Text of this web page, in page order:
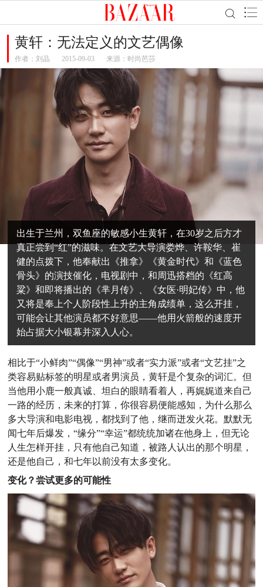
黄轩：无法定义的文艺偶像
作者： 刘晶 2015-09-03 来源：时尚芭莎
出生于兰州，双鱼座的敏感小生黄轩，在30岁之后方才
真正尝到“红”的滋味。在文艺大导演娄烨、许鞍华、崔
健的点拨下，他奉献出《推拿》《黄金时代》和《蓝色
骨头》的演技催化，电视剧中，和周迅搭档的《红高
粱》和即将播出的《芈月传》、《女医·明妃传》中，他
又将是奉上个人阶段性上升的主角成绩单，这么开挂，
可能会让其他演员都不好意思——他用火箭般的速度开
始占据大小银幕并深入人心。
相比于“小鲜肉”“偶像”“男神”或者“实力派”或者“文艺挂”之
类容易贴标签的明星或者男演员，黄轩是个复杂的词汇。但
当他用小鹿一般真诚、坦白的眼睛看着人，再娓娓道来自己
一路的经历，未来的打算，你很容易便能感知，为什么那么
多大导演和电影电视，都找到了他，继而迸发火花。默默无
闻七年后爆发，“缘分”“幸运”都统统加诸在他身上，但无论
人生怎样开挂，只有他自己知道，被路人认出的那个明星，
还是他自己，和七年以前没有太多变化。
变化？尝试更多的可能性